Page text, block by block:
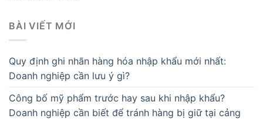
BÀI VIẾT MỚI
Quy định ghi nhãn hàng hóa nhập khẩu mới nhất:
Doanh nghiệp cần lưu ý gì?
Công bố mỹ phẩm trước hay sau khi nhập khẩu?
Doanh nghiệp cần biết để tránh hàng bị giữ tại cảng